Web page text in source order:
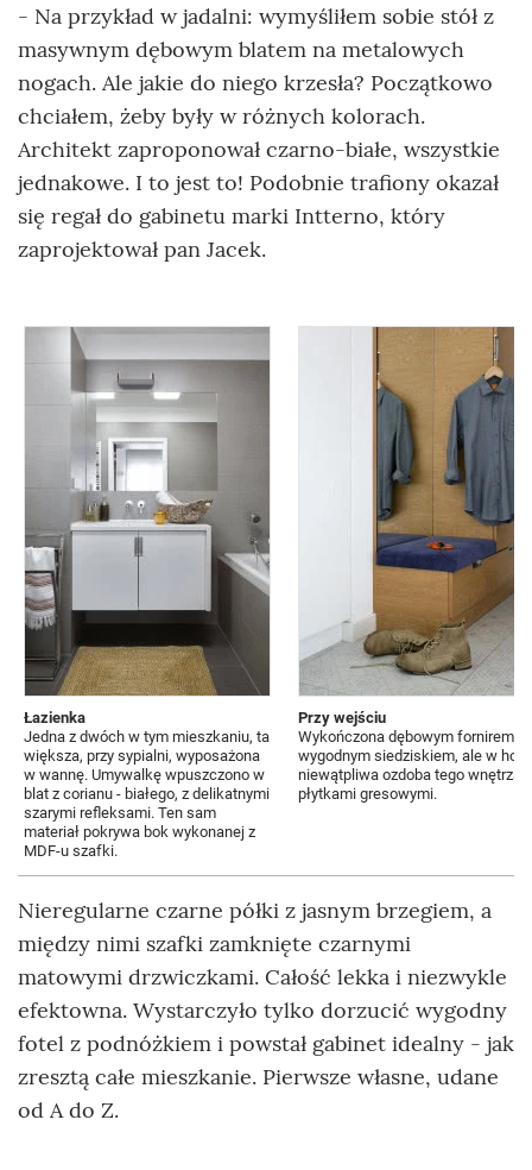
- Na przykład w jadalni: wymyśliłem sobie stół z
masywnym dębowym blatem na metalowych
nogach. Ale jakie do niego krzesła? Początkowo
chciałem, żeby były w różnych kolorach.
Architekt zaproponował czarno-białe, wszystkie
jednakowe. I to jest to! Podobnie trafiony okazał
się regał do gabinetu marki Intterno, który
zaprojektował pan Jacek.
Łazienka
Jedna z dwóch w tym mieszkaniu, ta
większa, przy sypialni, wyposażona
w wannę. Umywalkę wpuszczono w
blat z corianu - białego, z delikatnymi
szarymi refleksami. Ten sam
materiał pokrywa bok wykonanej z
MDF-u szafki.
Przy wejściu
Wykończona dębowym fornirem
wygodnym siedziskiem, ale w
niewątpliwa ozdoba tego wnętrza,
płytkami gresowymi.
Nieregularne czarne półki z jasnym brzegiem, a
między nimi szafki zamknięte czarnymi
matowymi drzwiczkami. Całość lekka i niezwykle
efektowna. Wystarczyło tylko dorzucić wygodny
fotel z podnóżkiem i powstał gabinet idealny - jak
zresztą całe mieszkanie. Pierwsze własne, udane
od A do Z.